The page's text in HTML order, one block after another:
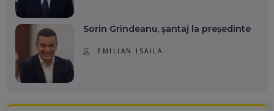
Sorin Grindeanu, șantaj la președinte
EMILIAN ISAILĂ